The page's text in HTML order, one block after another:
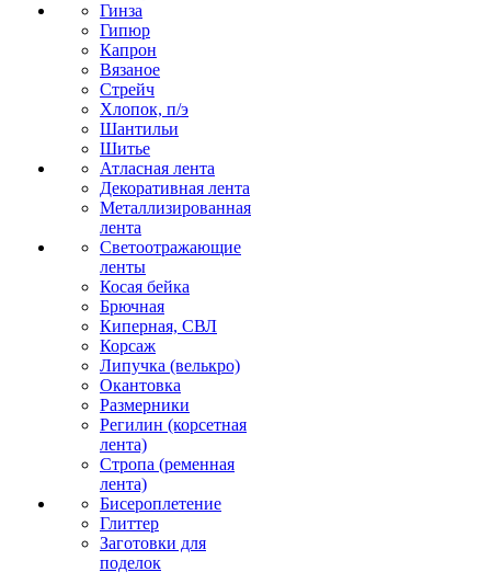
Гинза
Гипюр
Капрон
Вязаное
Стрейч
Хлопок, п/э
Шантильи
Шитье
Атласная лента
Декоративная лента
Металлизированная
лента
Светоотражающие
ленты
Косая бейка
Брючная
Киперная, СВЛ
Корсаж
Липучка (велькро)
Окантовка
Размерники
Регилин (корсетная
лента)
Стропа (ременная
лента)
Бисероплетение
Глиттер
Заготовки для
поделок